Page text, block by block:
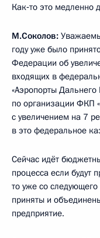
Как‑то это медленно
М.Соколов:
году уже было
Федерации об
входящих в
«Аэропорты
по организации ФКП
с увеличением на 7
в это федеральное
Сейчас идёт
процесса если будут
то уже со следующего
приняты и
предприятие.